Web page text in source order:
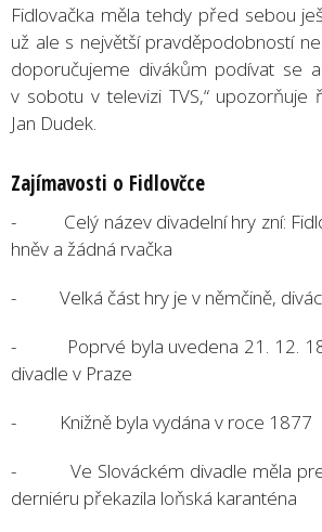
Fidlovačka měla tehdy před sebou
už ale s největší pravděpodobností
doporučujeme divákům podívat se
v sobotu v televizi TVS,“ upozorňuje
Jan Dudek.
Zajímavosti o Fidlovčce
- Celý název divadelní hry zní:
hněv a žádná rvačka
- Velká část hry je v němčině, diváci
- Poprvé byla uvedena 21. 12.
divadle v Praze
- Knižně byla vydána v roce 1877
- Ve Slováckém divadle měla
derniéru překazila loňská karanténa